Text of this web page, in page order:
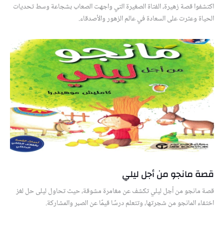
اكتشفوا قصة زهيرة، الفتاة الصغيرة التي واجهت الصعاب بشجاعة وسط تحديات
الحياة وعثرت على السعادة في عالم الزهور والأصدقاء.
قصة مانجو من أجل ليلي
قصة مانجو من أجل ليلي تكشف عن مغامرة مشوقة، حيث تحاول ليلى حل لغز
اختفاء المانجو من شجرتها، وتتعلم درسًا قيمًا عن الصبر والمشاركة.